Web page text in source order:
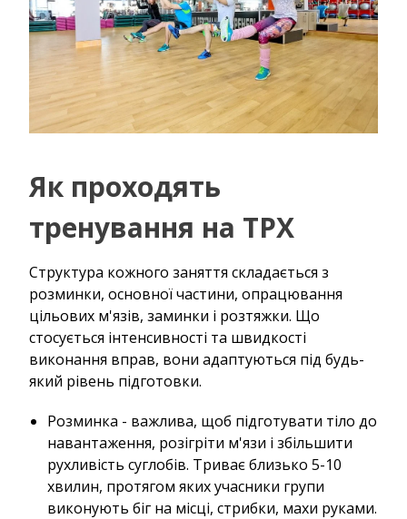
Як проходять
тренування на ТРХ
Структура кожного заняття складається з
розминки, основної частини, опрацювання
цільових м'язів, заминки і розтяжки. Що
стосується інтенсивності та швидкості
виконання вправ, вони адаптуються під будь-
який рівень підготовки.
Розминка - важлива, щоб підготувати тіло до
навантаження, розігріти м'язи і збільшити
рухливість суглобів. Триває близько 5-10
хвилин, протягом яких учасники групи
виконують біг на місці, стрибки, махи руками.